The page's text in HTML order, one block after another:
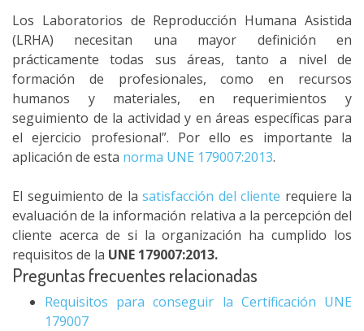
Los Laboratorios de Reproducción Humana Asistida
(LRHA) necesitan una mayor definición en
prácticamente todas sus áreas, tanto a nivel de
formación de profesionales, como en recursos
humanos y materiales, en requerimientos y
seguimiento de la actividad y en áreas específicas para
el ejercicio profesional”. Por ello es importante la
aplicación de esta norma UNE 179007:2013.
El seguimiento de la satisfacción del cliente requiere la
evaluación de la información relativa a la percepción del
cliente acerca de si la organización ha cumplido los
requisitos de la UNE 179007:2013.
Preguntas frecuentes relacionadas
Requisitos para conseguir la Certificación UNE
179007